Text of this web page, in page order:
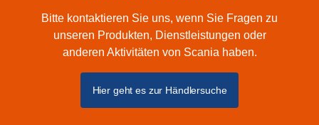
Bitte kontaktieren Sie uns, wenn Sie Fragen zu
unseren Produkten, Dienstleistungen oder
anderen Aktivitäten von Scania haben.
Hier geht es zur Händlersuche